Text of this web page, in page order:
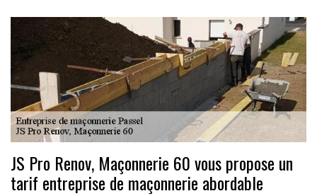
JS Pro Renov, Maçonnerie 60 vous propose un
tarif entreprise de maçonnerie abordable